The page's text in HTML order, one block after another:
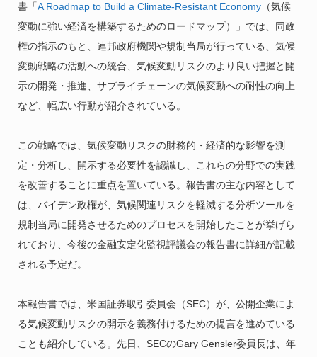
書「A Roadmap to Build a Climate-Resistant Economy（気候
変動に強い経済を構築するためのロードマップ）」では、同政
権の指示のもと、連邦政府機関や規制当局が行っている、気候
変動戦略の活動への統合、気候変動リスクのより良い把握と開
示の開発・推進、サプライチェーンの気候変動への耐性の向上
など、幅広い行動が紹介されている。
この戦略では、気候変動リスクの財務的・経済的な影響を測
定・分析し、開示する必要性を認識し、これらの分野での実践
を改善することに重点を置いている。報告書の主な内容として
は、バイデン政権が、気候関連リスクを軽減する分析ツールを
規制当局に開発させるためのプロセスを開始したことが挙げら
れており、今後の金融安定化監視評議会の報告書に詳細が記載
される予定だ。
本報告書では、米国証券取引委員会（SEC）が、公開企業によ
る気候変動リスクの開示を義務付けるための提言を進めている
ことも紹介している。先日、SECのGary Gensler委員長は、年